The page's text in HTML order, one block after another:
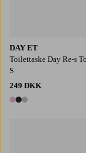
DAY ET
Toilettaske Day Re-s
S
249 DKK
3 farver